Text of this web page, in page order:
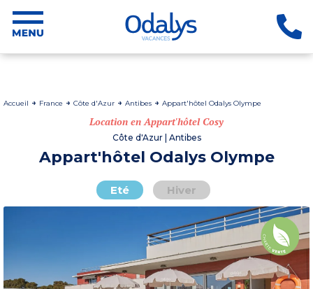
Accueil France Côte d'Azur Antibes Appart'hôtel Odalys Olympe
Location en Appart'hôtel Cosy
Côte d'Azur | Antibes
Appart'hôtel Odalys Olympe
Eté Hiver